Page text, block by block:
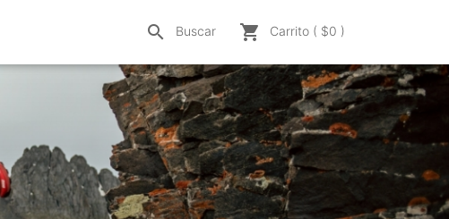
search Buscar shopping_cart Carrito ( $0 )